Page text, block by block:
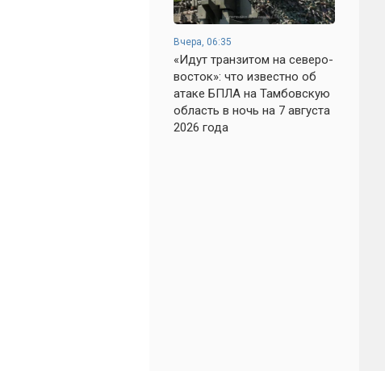
Вчера, 06:35
«Идут транзитом на северо-
восток»: что известно об
атаке БПЛА на Тамбовскую
область в ночь на 7 августа
2026 года